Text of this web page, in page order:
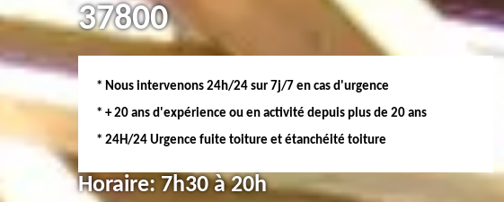
37800
* Nous intervenons 24h/24 sur 7j/7 en cas d'urgence
* + 20 ans d'expérience ou en activité depuis plus de 20 ans
* 24H/24 Urgence fuite toiture et étanchéité toiture
Horaire:7h30 à 20h